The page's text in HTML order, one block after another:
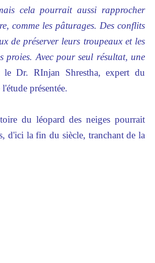
cela pourrait aussi rapprocher
comme les pâturages. Des conflits
de préserver leurs troupeaux et les
proies. Avec pour seul résultat, une
Dr. RInjan Shrestha, expert du
présentée.
du léopard des neiges pourrait
d'ici la fin du siècle, tranchant de la